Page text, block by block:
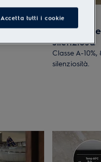
Efficiente
silenziosa
Classe A-
silenziosità.
Accetta tutti i cookie